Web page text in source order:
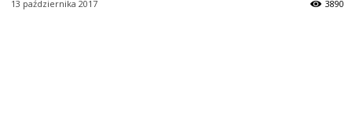
13 października 2017 3890